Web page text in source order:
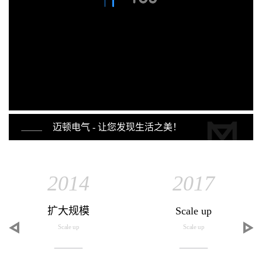
迈顿电气 - 让您发现生活之美！
2014
扩大规模
Scale up
2017
Scale up
Scale up